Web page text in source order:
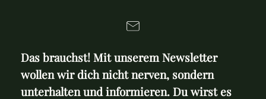
Das brauchst! Mit unserem Newsletter
wollen wir dich nicht nerven, sondern
unterhalten und informieren. Du wirst es